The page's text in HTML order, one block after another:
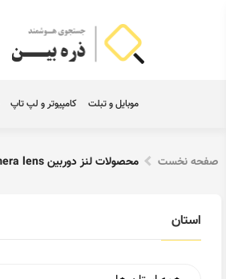
موبایل و تبلت کامپیوتر و لپ تاپ
صفحه نخست محصولات لنز دوربین camera lens
استان